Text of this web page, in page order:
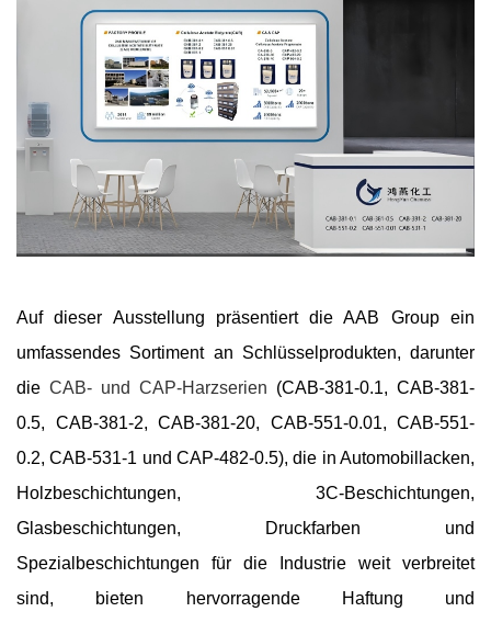
Auf dieser Ausstellung präsentiert die AAB Group ein
umfassendes Sortiment an Schlüsselprodukten, darunter
die CAB- und CAP-Harzserien (CAB-381-0.1, CAB-381-
0.5, CAB-381-2, CAB-381-20, CAB-551-0.01, CAB-551-
0.2, CAB-531-1 und CAP-482-0.5), die in Automobillacken,
Holzbeschichtungen, 3C-Beschichtungen,
Glasbeschichtungen, Druckfarben und
Spezialbeschichtungen für die Industrie weit verbreitet
sind, bieten hervorragende Haftung und